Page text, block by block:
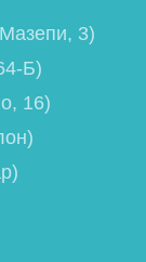
3)
Б)
16)